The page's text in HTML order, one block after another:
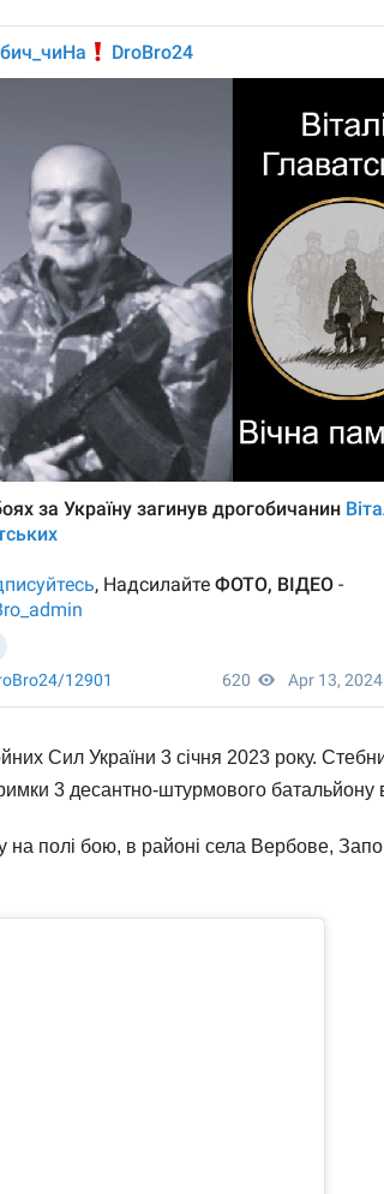
Сил України 3 січня 2023 року.
3 десантно-штурмового
на полі бою, в районі села Вербове,